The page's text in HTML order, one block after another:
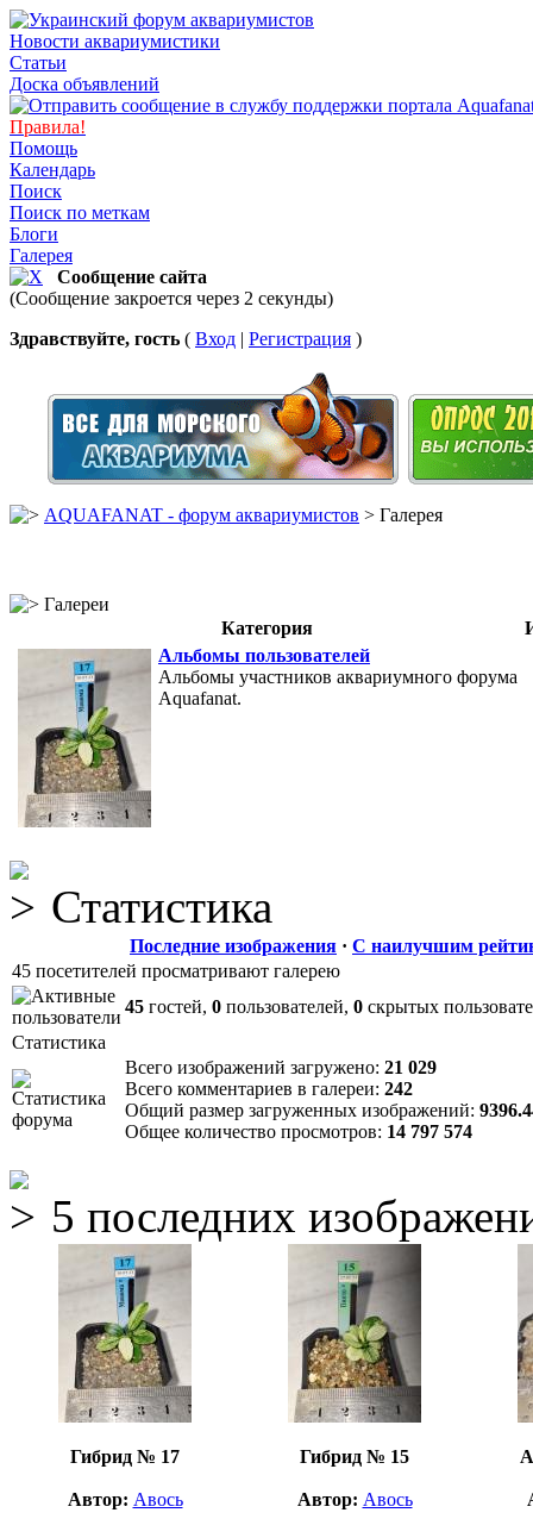
Новости аквариумистики
Статьи
Доска объявлений
Правила!
Помощь
Календарь
Поиск
Поиск по меткам
Блоги
Галерея
Сообщение сайта
(Сообщение закроется через 2 секунды)
Здравствуйте, гость ( Вход | Регистрация )
AQUAFANAT - форум аквариумистов > Галерея
Галереи
Категория
Альбомы пользователей
Альбомы участников аквариумного форума
Aquafanat.
Статистика
Последние изображения · С наилучшим
45 посетителей просматривают галерею
45 гостей, 0 пользователей, 0 скрытых
Статистика
Всего изображений загружено: 21 029
Всего комментариев в галереи: 242
Общий размер загруженных изображений:
Общее количество просмотров: 14 797 574
5 последних
Гибрид № 17
Автор: Авось
Гибрид № 15
Автор: Авось